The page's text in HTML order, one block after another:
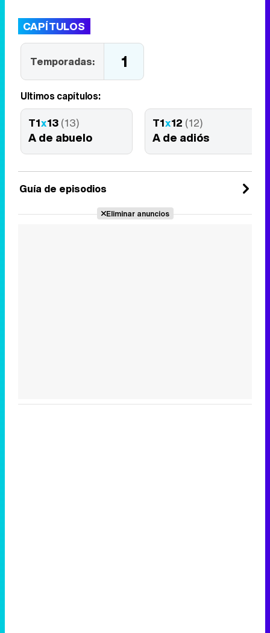
CAPÍTULOS
Temporadas: 1
Últimos capítulos:
T1x13 (13)
A de abuelo
T1x12 (12)
A de adiós
Guía de episodios
Eliminar anuncios